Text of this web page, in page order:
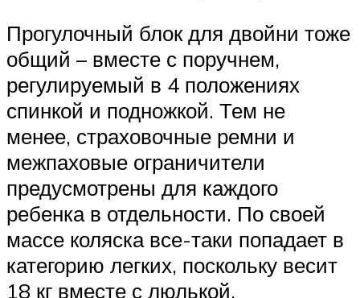
Прогулочный блок для двойни тоже
общий – вместе с поручнем,
регулируемый в 4 положениях
спинкой и подножкой. Тем не
менее, страховочные ремни и
межпаховые ограничители
предусмотрены для каждого
ребенка в отдельности. По своей
массе коляска все-таки попадает в
категорию легких, поскольку весит
18 кг вместе с люлькой.